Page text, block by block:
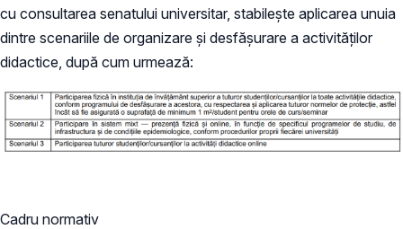
cu consultarea senatului universitar, stabilește aplicarea unuia
dintre scenariile de organizare și desfășurare a activităților
didactice, după cum urmează:
Cadru normativ